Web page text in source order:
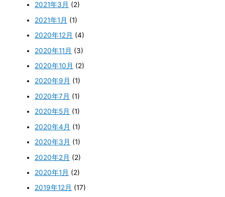
2021年3月 (2)
2021年1月 (1)
2020年12月 (4)
2020年11月 (3)
2020年10月 (2)
2020年9月 (1)
2020年7月 (1)
2020年5月 (1)
2020年4月 (1)
2020年3月 (1)
2020年2月 (2)
2020年1月 (2)
2019年12月 (17)